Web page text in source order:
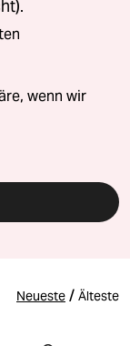
wenn wir
Neueste / Älteste